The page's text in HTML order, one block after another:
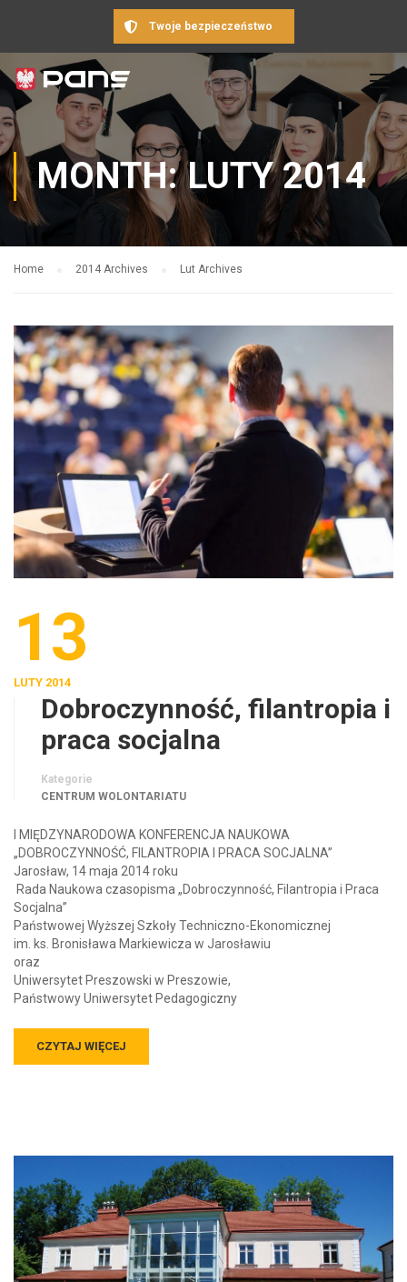
Twoje bezpieczeństwo
MONTH: LUTY 2014
Home 2014 Archives Lut Archives
13
LUTY 2014
Dobroczynność, filantropia i
praca socjalna
Kategorie
CENTRUM WOLONTARIATU
I MIĘDZYNARODOWA KONFERENCJA NAUKOWA
„DOBROCZYNNOŚĆ, FILANTROPIA I PRACA SOCJALNA”
Jarosław, 14 maja 2014 roku
Rada Naukowa czasopisma „Dobroczynność, Filantropia i Praca
Socjalna”
Państwowej Wyższej Szkoły Techniczno-Ekonomicznej
im. ks. Bronisława Markiewicza w Jarosławiu
oraz
Uniwersytet Preszowski w Preszowie,
Państwowy Uniwersytet Pedagogiczny
CZYTAJ WIĘCEJ